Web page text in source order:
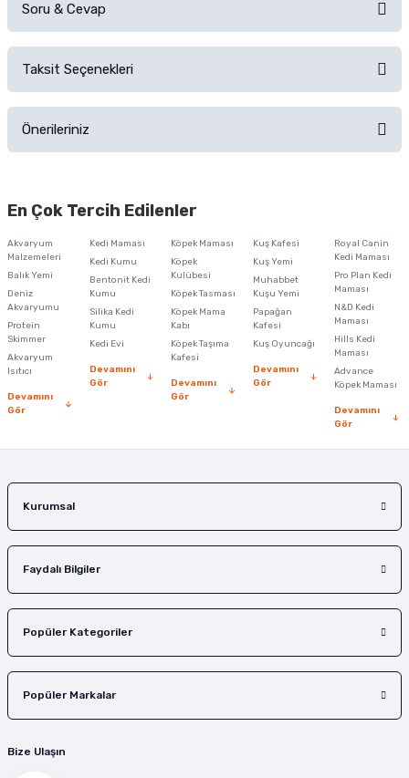
Ürünü Satın Al ve Yorumla
Soru & Cevap
Taksit Seçenekleri
Önerileriniz
iletebilirsiniz.
Ürün resmi kalitesiz, bozuk veya görüntülenemiyor.
Ürün açıklamasında eksik bilgiler bulunuyor.
Ürün bilgilerinde hatalar bulunuyor.
Ürün fiyatı diğer sitelerden daha pahalı.
Bu ürüne benzer farklı alternatifler olmalı.
En Çok Tercih Edilenler
Akvaryum
Malzemeleri
Balık Yemi
Deniz
Akvaryumu
Protein
Skimmer
Akvaryum
Isıtıcı
Devamını
Gör
Kedi Maması
Kedi Kumu
Bentonit Kedi
Kumu
Silika Kedi
Kumu
Kedi Evi
Devamını
Gör
Köpek Maması
Köpek
Kulübesi
Köpek Tasması
Köpek Mama
Kabı
Köpek Taşıma
Kafesi
Devamını
Gör
Kuş Kafesi
Kuş Yemi
Muhabbet
Kuşu Yemi
Papağan
Kafesi
Kuş Oyuncağı
Devamını
Gör
Royal Canin
Kedi Maması
Pro Plan Kedi
Maması
N&D Kedi
Maması
Hills Kedi
Maması
Advance
Köpek Maması
Devamını
Gör
Kurumsal
Faydalı Bilgiler
Popüler Kategoriler
Popüler Markalar
Bize Ulaşın